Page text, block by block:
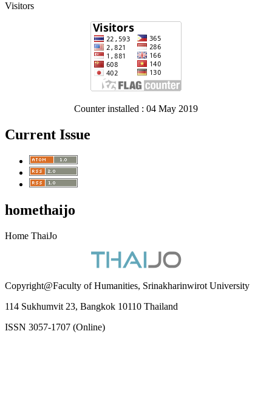
Visitors
Counter installed : 04 May 2019
Current Issue
homethaijo
Home ThaiJo
Copyright@Faculty of Humanities, Srinakharinwirot University
114 Sukhumvit 23, Bangkok 10110 Thailand
ISSN 3057-1707 (Online)